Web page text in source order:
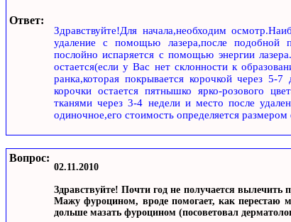
Ответ:
Здравствуйте!Для начала,необходим
удаление с помощью лазера,после подобной
послойно испаряется с помощью энергии
остается(если у Вас нет склонности к
ранка,которая покрывается корочкой через 5-
корочки остается пятнышко ярко-розового
тканями через 3-4 недели и место после
одиночное,его стоимость определяется
Вопрос:
02.11.2010
Здравствуйте! Почти год не получается
Мажу фуроцином, вроде помогает, как перестаю
дольше мазать фуроцином (посоветовал